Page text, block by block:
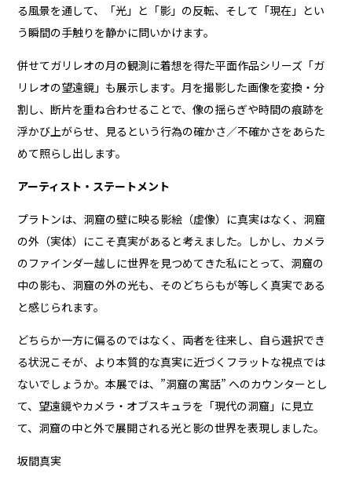
る風景を通して、「光」と「影」の反転、そして「現在」とい
う瞬間の手触りを静かに問いかけます。
併せてガリレオの月の観測に着想を得た平面作品シリーズ「ガ
リレオの望遠鏡」も展示します。月を撮影した画像を変換・分
割し、断片を重ね合わせることで、像の揺らぎや時間の痕跡を
浮かび上がらせ、見るという行為の確かさ／不確かさをあらた
めて照らし出します。
アーティスト・ステートメント
プラトンは、洞窟の壁に映る影絵（虚像）に真実はなく、洞窟
の外（実体）にこそ真実があると考えました。しかし、カメラ
のファインダー越しに世界を見つめてきた私にとって、洞窟の
中の影も、洞窟の外の光も、そのどちらもが等しく真実である
と感じられます。
どちらか一方に偏るのではなく、両者を往来し、自ら選択でき
る状況こそが、より本質的な真実に近づくフラットな視点では
ないでしょうか。本展では、”洞窟の寓話” へのカウンターとし
て、望遠鏡やカメラ・オブスキュラを「現代の洞窟」に見立
て、洞窟の中と外で展開される光と影の世界を表現しました。
坂間真実